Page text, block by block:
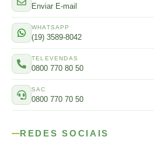
Enviar E-mail
WHATSAPP
(19) 3589-8042
TELEVENDAS
0800 770 80 50
SAC
0800 770 70 50
REDES SOCIAIS